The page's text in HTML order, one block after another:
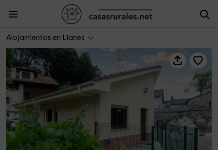
Alojamientos en Llanes
Casa la Aldea de Barro